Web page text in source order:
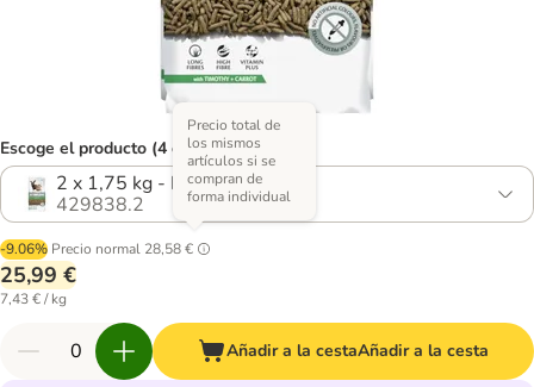
Escoge el producto (4 opciones)
2 x 1,75 kg - Pack Ahorro
429838.2
-9.06% Precio normal 28,58 €
Precio total de
los mismos
artículos si se
compran de
forma individual
25,99 €
7,43 € / kg
Añadir a la cestaAñadir a la cesta